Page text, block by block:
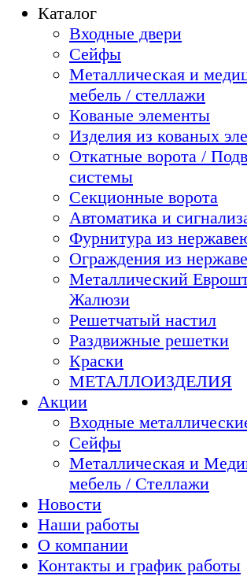
Каталог
Входные двери
Сейфы
Металлическая и
мебель / стеллажи
Кованые элементы
Изделия из кованых
Откатные ворота /
системы
Секционные ворота
Автоматика и
Фурнитура из
Ограждения из
Металлический
Жалюзи
Решетчатый настил
Раздвижные решетки
Краски
МЕТАЛЛОИЗДЕЛИЯ
Акции
Входные
Сейфы
Металлическая и
мебель / Стеллажи
Новости
Наши работы
О компании
Контакты и график работы